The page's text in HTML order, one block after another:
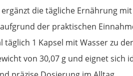
die tägliche Ernährung
der praktischen
1 Kapsel mit Wasser zu
von 30,07 g und eignet